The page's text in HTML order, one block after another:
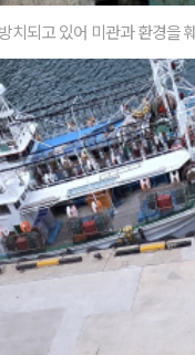
되고 있어 미관과 환경을